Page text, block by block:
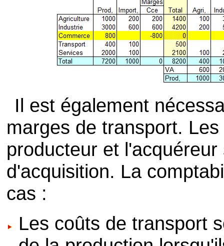
Il est également
marges de transport.
producteur et
d'acquisition. La
cas :
Les coûts de transport